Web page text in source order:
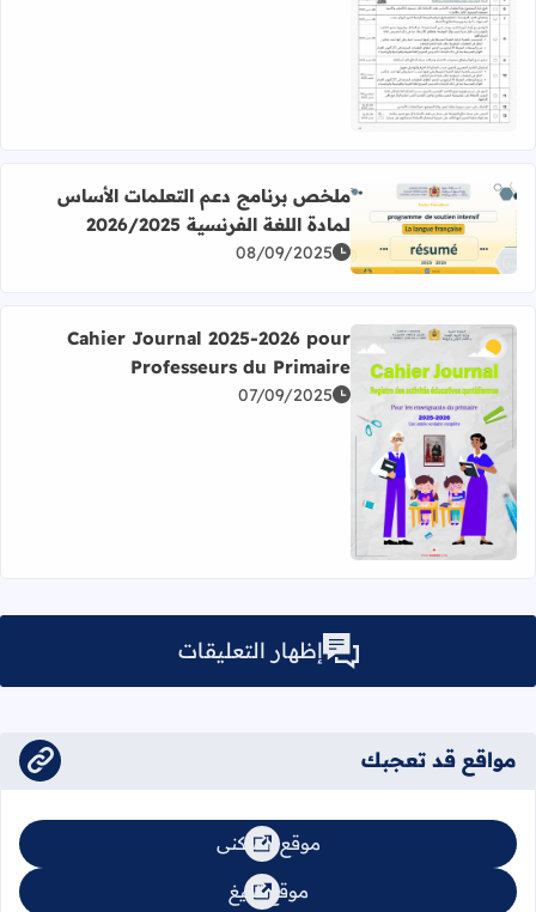
اقرأ المزيد عن دليل موجهات تدبير روائز الموضعة ودعم
اقرأ المزيد عن ملخص برنامج دعم التعلمات الأساس لمادة اللغة
ملخص برنامج دعم التعلمات الأساس
لمادة اللغة الفرنسية 2026/2025
08/09/2025
اقرأ المزيد عن Cahier Journal 2025-2026 pour Professeurs du Primaire
Cahier Journal 2025-2026 pour
Professeurs du Primaire
07/09/2025
إظهار التعليقات
مواقع قد تعجبك
موقع السكنى
موقع تبليغ